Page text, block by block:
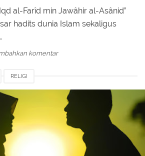
al-Farîd min Jawâhir al-Asânid”
hadits dunia Islam sekaligus
komentar
RELIGI